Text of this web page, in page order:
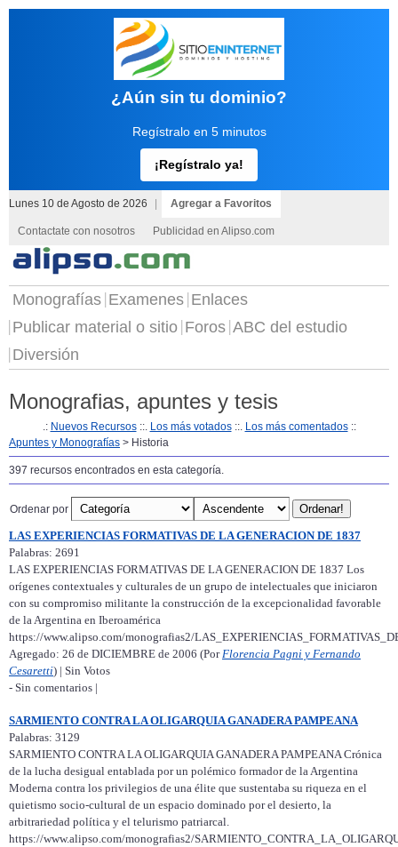
¿Aún sin tu dominio?
Regístralo en 5 minutos
¡Regístralo ya!
Lunes 10 de Agosto de 2026 Agregar a Favoritos
Contactate con nosotros Publicidad en Alipso.com
Monografías Examenes Enlaces
Publicar material o sitio Foros ABC del estudio
Diversión
Monografias, apuntes y tesis
.: Nuevos Recursos::. Los más votados::. Los más comentados::
Apuntes y Monografías > Historia
397 recursos encontrados en esta categoría.
Ordenar por
LAS EXPERIENCIAS FORMATIVAS DE LA GENERACION DE 1837
Palabras: 2691
LAS EXPERIENCIAS FORMATIVAS DE LA GENERACION DE 1837 Los
orígenes contextuales y culturales de un grupo de intelectuales que iniciaron
con su compromiso militante la construcción de la excepcionalidad favorable
de la Argentina en Iberoamérica
https://www.alipso.com/monografias2/
Agregado: 26 de DICIEMBRE de 2006 (PorFlorencia Pagni y Fernando
Cesaretti) | Sin Votos
- Sin comentarios |
SARMIENTO CONTRA LA OLIGARQUIA GANADERA PAMPEANA
Palabras: 3129
SARMIENTO CONTRA LA OLIGARQUIA GANADERA PAMPEANA Crónica
de la lucha desigual entablada por un polémico formador de la Argentina
Moderna contra los privilegios de una élite que sustentaba su riqueza en el
quietismo socio-cultural de un espacio dominado por el desierto, la
arbitrariedad política y el telurismo patriarcal.
https://www.alipso.com/monografias2/